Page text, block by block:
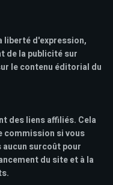
liberté d'expression,
de la publicité sur
le contenu éditorial du
des liens affiliés. Cela
commission si vous
aucun surcoût pour
du site et à la